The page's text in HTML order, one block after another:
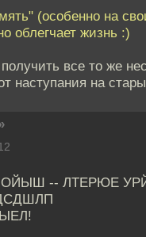
(особенно на
облегчает жизнь :)
все то же
наступания на
-- ЛТЕРЮЕ